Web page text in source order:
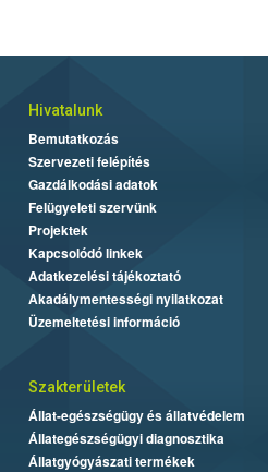
Hivatalunk
Bemutatkozás
Szervezeti felépítés
Gazdálkodási adatok
Felügyeleti szervünk
Projektek
Kapcsolódó linkek
Adatkezelési tájékoztató
Akadálymentességi nyilatkozat
Üzemeltetési információ
Szakterületek
Állat-egészségügy és állatvédelem
Állategészségügyi diagnosztika
Állatgyógyászati termékek